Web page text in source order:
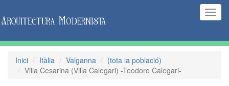
Inici Itàlia Valganna
(tota la població)
Villa Cesarina (Villa Calegari) -Teodoro Calegari-